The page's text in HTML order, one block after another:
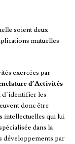
soient deux
mutuelles
exercées par
d’Activités
d’identifier les
donc être
intellectuelles qui lui
dans la
développements par